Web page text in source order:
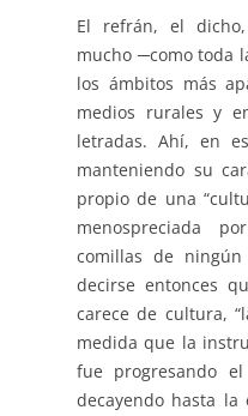
El refrán, el
mucho ─como toda
los ámbitos más
medios rurales y
letradas. Ahí, en
manteniendo su
propio de una
menospreciada
comillas de
decirse entonces
carece de cultura,
medida que la
fue progresando
decayendo hasta la